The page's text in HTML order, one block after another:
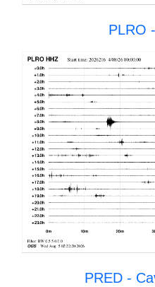
PLRO
PRED -